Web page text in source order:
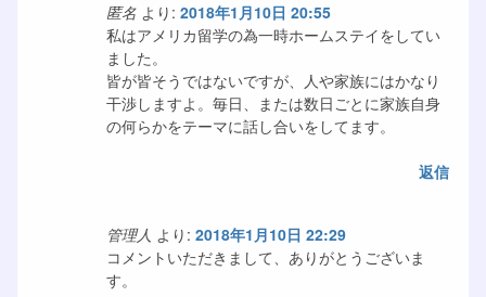
匿名 より: 2018年1月10日 20:55
私はアメリカ留学の為一時ホームステイをしてい
ました。
皆が皆そうではないですが、人や家族にはかなり
干渉しますよ。毎日、または数日ごとに家族自身
の何らかをテーマに話し合いをしてます。
返信
管理人 より: 2018年1月10日 22:29
コメントいただきまして、ありがとうございま
す。